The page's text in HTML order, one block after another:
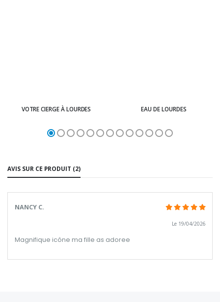
VOTRE CIERGE À LOURDES EAU DE LOURDES
AVIS SUR CE PRODUIT (2)
NANCY C.
Le 19/04/2026
Magnifique icône ma fille as adoree